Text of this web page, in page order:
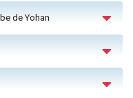
de Yohan